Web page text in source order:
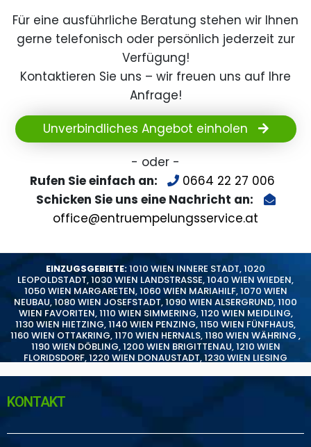
Für eine ausführliche Beratung stehen wir Ihnen
gerne telefonisch oder persönlich jederzeit zur
Verfügung!
Kontaktieren Sie uns – wir freuen uns auf Ihre
Anfrage!
Unverbindliches Angebot einholen
- oder -
Rufen Sie einfach an:
0664 22 27 006
Schicken Sie uns eine Nachricht an:
office@entruempelungsservice.at
EINZUGSGEBIETE:1010 WIEN INNERE STADT,1020
LEOPOLDSTADT,1030 WIEN LANDSTRASSE,1040 WIEN WIEDEN,
1050 WIEN MARGARETEN,1060 WIEN MARIAHILF,1070 WIEN
NEUBAU,1080 WIEN JOSEFSTADT,1090 WIEN ALSERGRUND,1100
WIEN FAVORITEN,1110 WIEN SIMMERING,1120 WIEN MEIDLING,
1130 WIEN HIETZING,1140 WIEN PENZING,1150 WIEN FÜNFHAUS,
1160 WIEN OTTAKRING,1170 WIEN HERNALS,1180 WIEN WÄHRING ,
1190 WIEN DÖBLING,1200 WIEN BRIGITTENAU,1210 WIEN
FLORIDSDORF,1220 WIEN DONAUSTADT,1230 WIEN LIESING
KONTAKT